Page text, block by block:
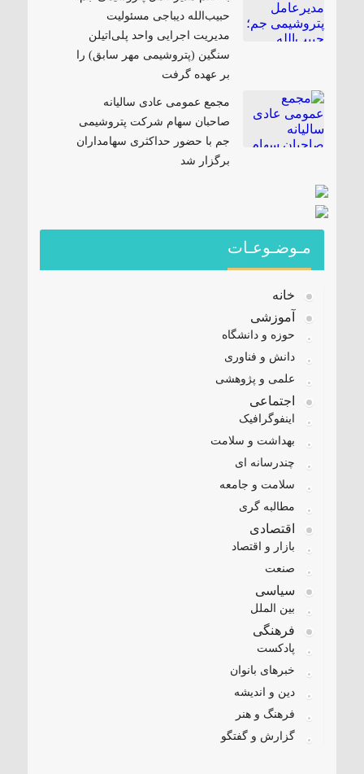
حبیب‌الله دیباجی مسئولیت
مدیریت اجرایی واحد پلی‌اتیلن
سنگین (پتروشیمی مهر سابق) را
بر عهده گرفت
مجمع عمومی عادی سالیانه
صاحبان سهام شرکت پتروشیمی
جم با حضور حداکثری سهامداران
برگزار شد
مـوضـوعـات
خانه
آموزشی
حوزه و دانشگاه
دانش و فناوری
علمی و پژوهشی
اجتماعی
اینفوگرافیک
بهداشت و سلامت
چندرسانه ای
سلامت و جامعه
مطالبه گری
اقتصادی
بازار و اقتصاد
صنعت
سیاسی
بین الملل
فرهنگی
پادکست
خبرهای بانوان
دین و اندیشه
فرهنگ و هنر
گزارش و گفتگو